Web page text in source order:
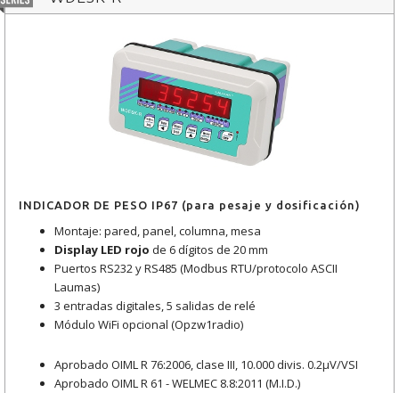
INDICADOR DE PESO IP67 (para pesaje y dosificación)
Montaje: pared, panel, columna, mesa
Display LED rojo de 6 dígitos de 20 mm
Puertos RS232 y RS485 (Modbus RTU/protocolo ASCII
Laumas)
3 entradas digitales, 5 salidas de relé
Módulo WiFi opcional (Opzw1radio)
Aprobado OIML R 76:2006, clase III, 10.000 divis. 0.2μV/VSI
Aprobado OIML R 61 - WELMEC 8.8:2011 (M.I.D.)